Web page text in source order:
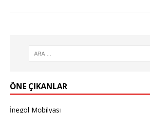
ÖNE ÇIKANLAR
İnegöl Mobilyası